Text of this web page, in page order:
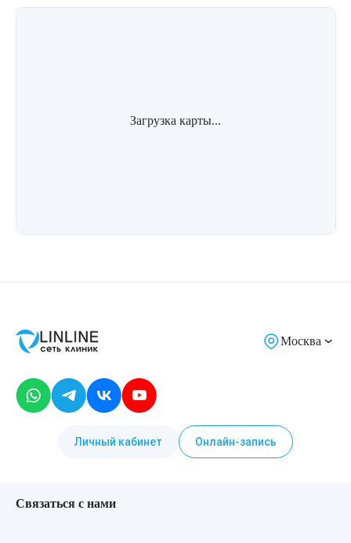
Загрузка карты...
Москва
Личный кабинет Онлайн-запись
Связаться с нами